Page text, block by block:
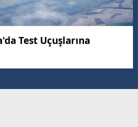
Test Uçuşlarına